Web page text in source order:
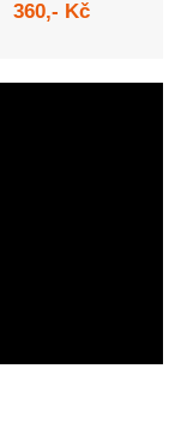
360,- Kč